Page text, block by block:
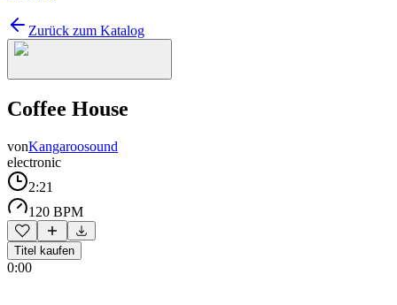
Zurück zum Katalog
Coffee House
vonKangaroosound
electronic
2:21
120 BPM
Titel kaufen
0:00